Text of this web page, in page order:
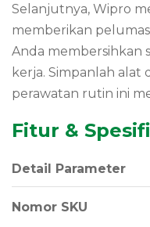
Selanjutnya, Wipro
memberikan
Anda membersihkan
kerja. Simpanlah
perawatan rutin ini
Fitur &
Detail Parameter
Nomor SKU